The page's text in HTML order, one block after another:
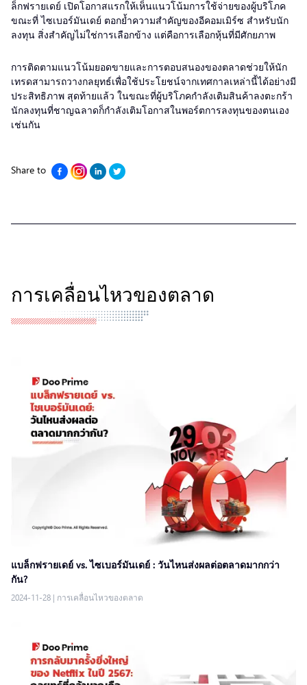
ล็กฟรายเดย์ เปิดโอกาสแรกให้เห็นแนวโน้มการใช้จ่ายของผู้บริโภค
ขณะที่ ไซเบอร์มันเดย์ ตอกย้ำความสำคัญของอีคอมเมิร์ซ สำหรับนัก
ลงทุน สิ่งสำคัญไม่ใช่การเลือกข้าง แต่คือการเลือกหุ้นที่มีศักยภาพ
การติดตามแนวโน้มยอดขายและการตอบสนองของตลาดช่วยให้นัก
เทรดสามารถวางกลยุทธ์เพื่อใช้ประโยชน์จากเทศกาลเหล่านี้ได้อย่างมี
ประสิทธิภาพ สุดท้ายแล้ว ในขณะที่ผู้บริโภคกำลังเติมสินค้าลงตะกร้า
นักลงทุนที่ชาญฉลาดก็กำลังเติมโอกาสในพอร์ตการลงทุนของตนเอง
เช่นกัน
Share to
การเคลื่อนไหวของตลาด
แบล็กฟรายเดย์ vs. ไซเบอร์มันเดย์ : วันไหนส่งผลต่อตลาดมากกว่า
กัน?
2024-11-28 | การเคลื่อนไหวของตลาด